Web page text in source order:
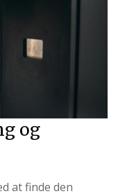
og
at finde den